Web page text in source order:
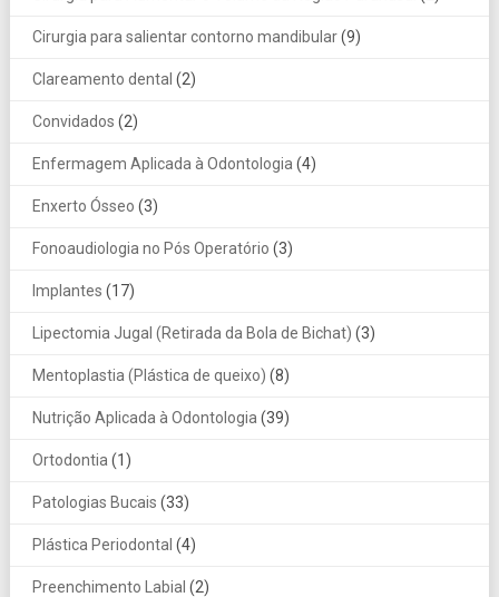
Cirurgia para salientar contorno mandibular(9)
Clareamento dental (2)
Convidados (2)
Enfermagem Aplicada à Odontologia (4)
Enxerto Ósseo (3)
Fonoaudiologia no Pós Operatório (3)
Implantes (17)
Lipectomia Jugal (Retirada da Bola de Bichat) (3)
Mentoplastia (Plástica de queixo) (8)
Nutrição Aplicada à Odontologia (39)
Ortodontia (1)
Patologias Bucais (33)
Plástica Periodontal (4)
Preenchimento Labial (2)